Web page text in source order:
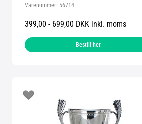
Varenummer: 56714
399,00 - 699,00 DKK inkl. moms
Bestill her